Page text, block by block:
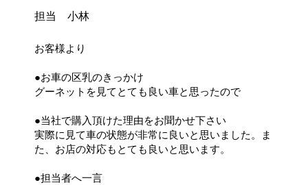
担当 小林
お客様より
●お車の区乳のきっかけ
グーネットを見てとても良い車と思ったので
●当社で購入頂けた理由をお聞かせ下さい
実際に見て車の状態が非常に良いと思いました。ま
た、お店の対応もとても良いと思います。
●担当者へ一言